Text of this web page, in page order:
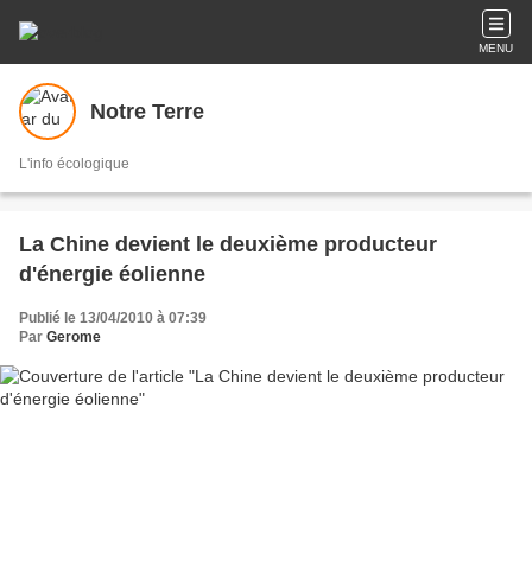
MENU
Notre Terre
L'info écologique
La Chine devient le deuxième producteur
d'énergie éolienne
Publié le 13/04/2010 à 07:39
Par Gerome